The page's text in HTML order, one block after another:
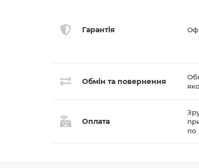
Гарантія
Обмін та повернення
Оплата
по